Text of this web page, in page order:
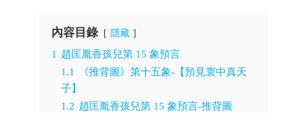
內容目錄 隱藏
1 趙匡胤香孩兒第 15 象預言
1.1
《推背圖》第十五象-【預見寰中真天
子】
1.2 趙匡胤香孩兒第 15 象預言-推背圖